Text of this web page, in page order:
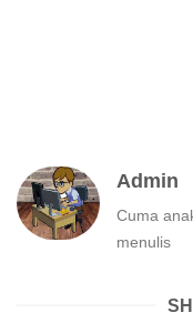
Admin
Cuma
menulis